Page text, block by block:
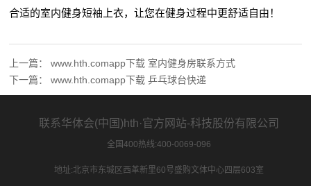
合适的室内健身短袖上衣，让您在健身过程中更舒适自由！
上一篇：www.hth.comapp下载 室内健身房联系方式
下一篇：www.hth.comapp下载 乒乓球台快递
联系华体会(中国)hth·官方网站-科技股份有限公司
全国400热线:400-0069-096
地址:北京市东城区西革新里60号盛购文体中心四层603室